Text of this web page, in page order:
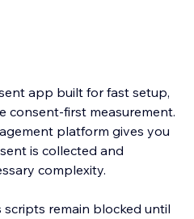
app built for fast setup,
consent-first measurement.
platform gives you
is collected and
complexity.
remain blocked until